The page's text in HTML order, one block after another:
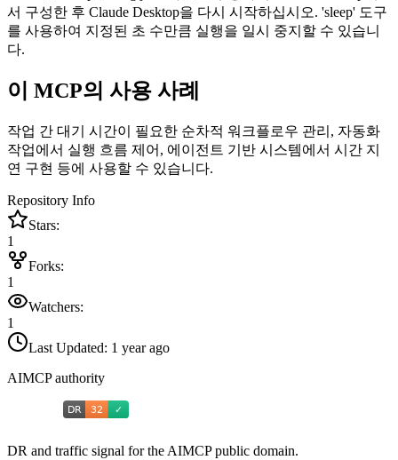
서 구성한 후 Claude Desktop을 다시 시작하십시오. 'sleep' 도구
를 사용하여 지정된 초 수만큼 실행을 일시 중지할 수 있습니
다.
이 MCP의 사용 사례
작업 간 대기 시간이 필요한 순차적 워크플로우 관리, 자동화
작업에서 실행 흐름 제어, 에이전트 기반 시스템에서 시간 지
연 구현 등에 사용할 수 있습니다.
Repository Info
Stars:
1
Forks:
1
Watchers:
1
Last Updated: 1 year ago
AIMCP authority
DR and traffic signal for the AIMCP public domain.